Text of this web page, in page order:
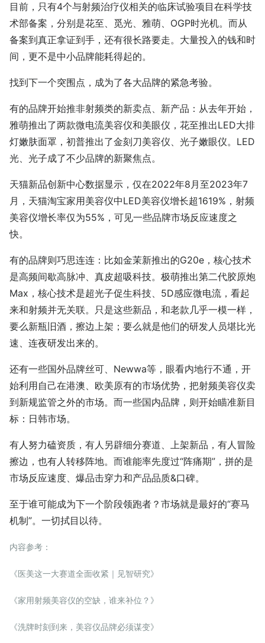
目前，只有4个与射频治疗仪相关的临床试验项目在科学技
术部备案，分别是花至、觅光、雅萌、OGP时光机。而从
备案到真正拿证到手，还有很长路要走。大量投入的钱和时
间，更不是中小品牌能耗得起的。
找到下一个突围点，成为了各大品牌的紧急考验。
有的品牌开始推非射频类的新卖点、新产品：从去年开始，
雅萌推出了两款微电流美容仪和美眼仪，花至推出LED大排
灯嫩肤面罩，初普推出了金刻刀美容仪、光子嫩眼仪。LED
光、光子成了不少品牌的新聚焦点。
天猫新品创新中心数据显示，仅在2022年8月至2023年7
月，天猫淘宝家用美容仪中LED美容仪增长超1619%，射频
美容仪增长率仅为55%，可见一些品牌市场反应速度之
快。
有的品牌则巧思连连：比如金茉新推出的G20e，核心技术
是高频间歇高脉冲、真皮超吸科技。极萌推出第二代胶原炮
Max，核心技术是超光子促生科技、5D感应微电流，看起
来和射频并无关联。只是这些新品，和老款几乎一模一样，
要么新瓶旧酒，擦边上架；要么就是他们的研发人员堪比光
速、连夜研发出来的。
还有一些国外品牌丝可、Newwa等，眼看内地行不通，开
始利用自己在港澳、欧美原有的市场优势，把射频美容仪卖
到新规监管之外的市场。而一些国内品牌，则开始瞄准新目
标：日韩市场。
有人努力磕资质，有人另辟细分赛道、上架新品，有人冒险
擦边，也有人转移阵地。而谁能率先度过“阵痛期”，拼的是
市场反应速度、爆品击穿力和产品品质&口碑。
至于谁可能成为下一个阶段领跑者？市场就是最好的“赛马
机制”。一切拭目以待。
内容参考：
《医美这一大赛道全面收紧｜见智研究》
《家用射频美容仪的空缺，谁来补位？》
《洗牌时刻到来，美容仪品牌必须谋变》